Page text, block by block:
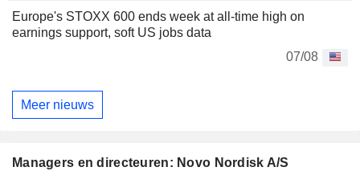
Europe's STOXX 600 ends week at all-time high on
earnings support, soft US jobs data
07/08
Meer nieuws
Managers en directeuren: Novo Nordisk A/S